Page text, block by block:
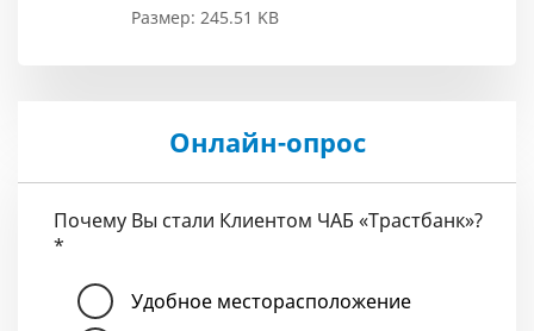
Размер: 245.51 KB
Онлайн-опрос
Почему Вы стали Клиентом ЧАБ «Трастбанк»?
*
Удобное месторасположение